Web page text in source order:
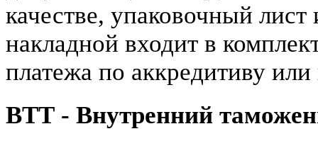
качестве, упаковочный
накладной входит в
платежа по аккредитиву
ВТТ - Внутренний